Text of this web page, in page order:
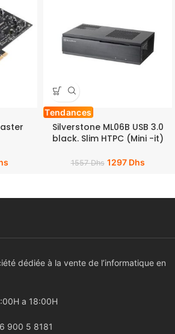
Tendances
Silverstone ML06B USB 3.0
black. Slim HTPC (Mini -it)
1557Dhs 1297 Dhs
dédiée à la vente de l’informatique en
a 18:00H
900 5 8181